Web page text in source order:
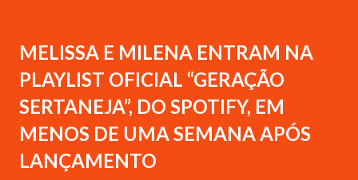
MELISSA E MILENA ENTRAM NA
PLAYLIST OFICIAL “GERAÇÃO
SERTANEJA”, DO SPOTIFY, EM
MENOS DE UMA SEMANA APÓS
LANÇAMENTO